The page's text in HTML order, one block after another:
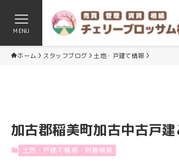
MENU
ホーム スタッフブログ 土地・戸建て情報
加古郡稲美町加古中古戸建
土地・戸建て情報 新着情報